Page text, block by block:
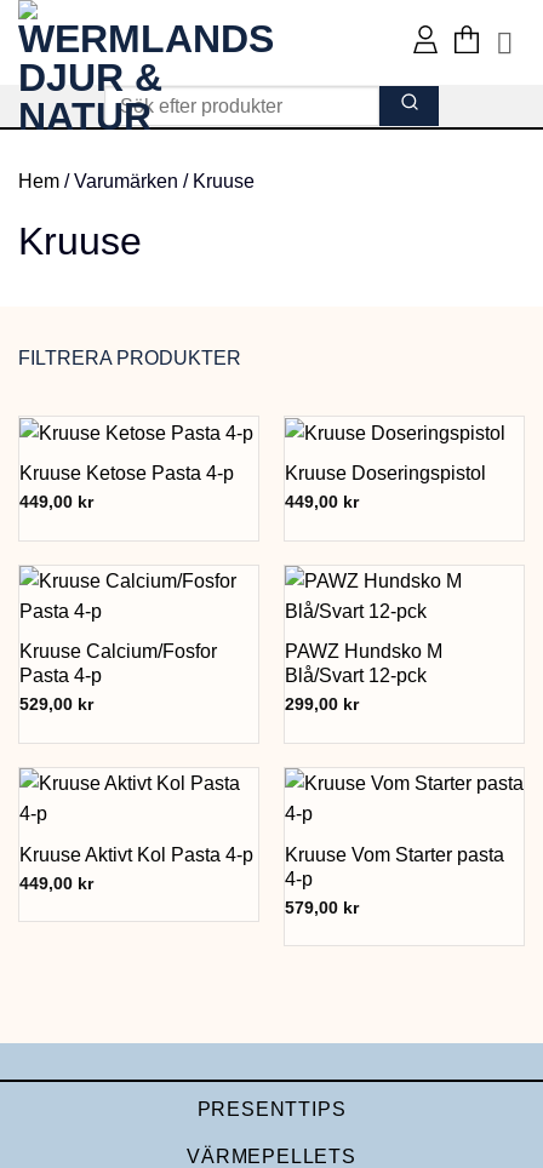
Skip
content
Hem /Varumärken / Kruuse
Kruuse
FILTRERA PRODUKTER
Kruuse Ketose Pasta 4-p
449,00 kr
Kruuse Doseringspistol
449,00 kr
Kruuse Calcium/Fosfor
Pasta 4-p
529,00 kr
PAWZ Hundsko M
Blå/Svart 12-pck
299,00 kr
Kruuse Aktivt Kol Pasta 4-p
449,00 kr
Kruuse Vom Starter pasta
4-p
579,00 kr
PRESENTTIPS
VÄRMEPELLETS